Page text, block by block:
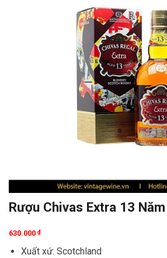
Rượu Chivas Extra 13
630.000 ₫
Xuất xứ: Scotchland